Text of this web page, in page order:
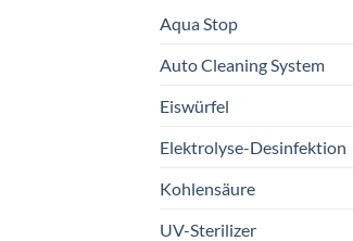
Aqua Stop
Auto Cleaning System
Eiswürfel
Elektrolyse-Desinfektion
Kohlensäure
UV-Sterilizer